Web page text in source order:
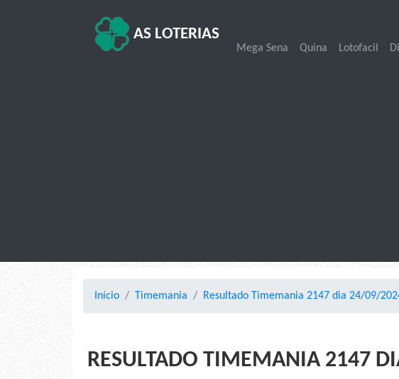
AS LOTERIAS
Mega Sena Quina Lotofacil
Início Timemania Resultado Timemania 2147 dia 24/09/
RESULTADO TIMEMANIA 2147